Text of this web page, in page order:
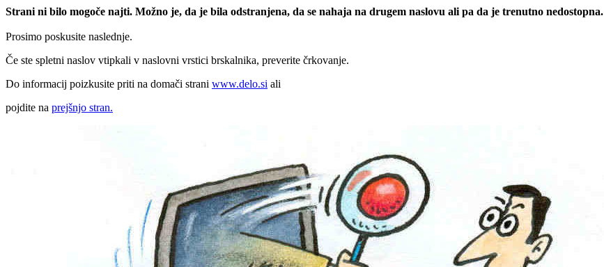
Strani ni bilo mogoče najti. Možno je, da je bila odstranjena, da se nahaja na drugem naslovu ali pa da je trenutno nedostopna.
Prosimo poskusite naslednje.
Če ste spletni naslov vtipkali v naslovni vrstici brskalnika, preverite črkovanje.
Do informacij poizkusite priti na domači strani www.delo.si ali
pojdite na prejšnjo stran.